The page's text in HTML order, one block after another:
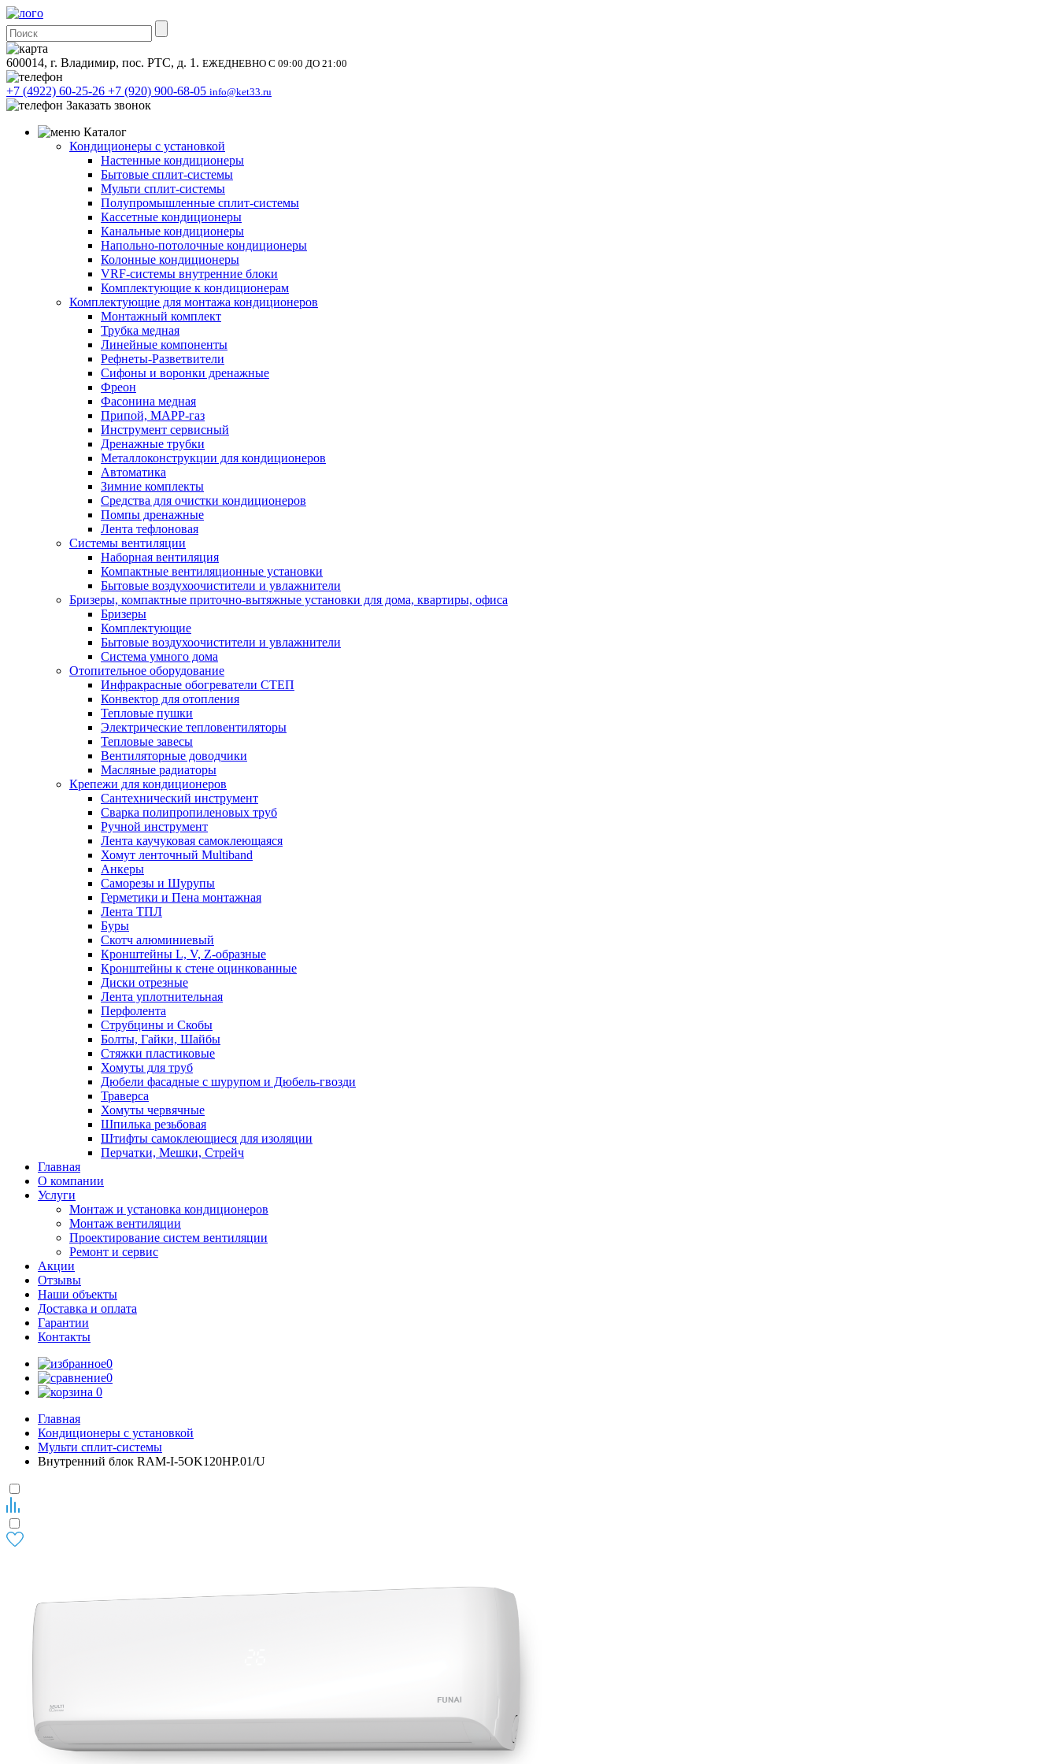
600014, г. Владимир, пос. РТС, д. 1. ЕЖЕДНЕВНО С 09:00 ДО 21:00
+7 (4922) 60-25-26 +7 (920) 900-68-05 info@ket33.ru
Заказать звонок
Каталог
Кондиционеры с установкой
Настенные кондиционеры
Бытовые сплит-системы
Мульти сплит-системы
Полупромышленные сплит-системы
Кассетные кондиционеры
Канальные кондиционеры
Напольно-потолочные кондиционеры
Колонные кондиционеры
VRF-системы внутренние блоки
Комплектующие к кондиционерам
Комплектующие для монтажа кондиционеров
Монтажный комплект
Трубка медная
Линейные компоненты
Рефнеты-Разветвители
Сифоны и воронки дренажные
Фреон
Фасонина медная
Припой, МАРР-газ
Инструмент сервисный
Дренажные трубки
Металлоконструкции для кондиционеров
Автоматика
Зимние комплекты
Средства для очистки кондиционеров
Помпы дренажные
Лента тефлоновая
Системы вентиляции
Наборная вентиляция
Компактные вентиляционные установки
Бытовые воздухоочистители и увлажнители
Бризеры, компактные приточно-вытяжные установки для дома, квартиры, офиса
Бризеры
Комплектующие
Бытовые воздухоочистители и увлажнители
Система умного дома
Отопительное оборудование
Инфракрасные обогреватели СТЕП
Конвектор для отопления
Тепловые пушки
Электрические тепловентиляторы
Тепловые завесы
Вентиляторные доводчики
Масляные радиаторы
Крепежи для кондиционеров
Сантехнический инструмент
Сварка полипропиленовых труб
Ручной инструмент
Лента каучуковая самоклеющаяся
Хомут ленточный Multiband
Анкеры
Саморезы и Шурупы
Герметики и Пена монтажная
Лента ТПЛ
Буры
Скотч алюминиевый
Кронштейны L, V, Z-образные
Кронштейны к стене оцинкованные
Диски отрезные
Лента уплотнительная
Перфолента
Струбцины и Скобы
Болты, Гайки, Шайбы
Стяжки пластиковые
Хомуты для труб
Дюбели фасадные с шурупом и Дюбель-гвозди
Траверса
Хомуты червячные
Шпилька резьбовая
Штифты самоклеющиеся для изоляции
Перчатки, Мешки, Стрейч
Главная
О компании
Услуги
Монтаж и установка кондиционеров
Монтаж вентиляции
Проектирование систем вентиляции
Ремонт и сервис
Акции
Отзывы
Наши объекты
Доставка и оплата
Гарантии
Контакты
0
0
0
Главная
Кондиционеры с установкой
Мульти сплит-системы
Внутренний блок RAM-I-5OK120HP.01/U